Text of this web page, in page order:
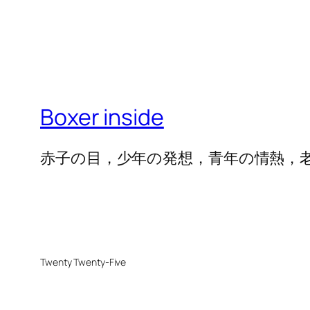
Boxer inside
赤子の目，少年の発想，青年の情熱，
Twenty Twenty-Five